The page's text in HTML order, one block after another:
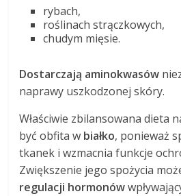
rybach,
roślinach strączkowych,
chudym mięsie.
Dostarczają aminokwasów
naprawy uszkodzonej skóry.
Właściwie zbilansowana dieta
być obfita w białko, ponieważ
tkanek i wzmacnia funkcje
Zwiększenie jego spożycia
regulacji hormonów